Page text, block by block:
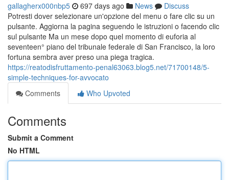
gallagherx000nbp5 697 days ago News
Discuss
Potresti dover selezionare un'opzione del menu o fare clic su un
pulsante. Aggiorna la pagina seguendo le istruzioni o facendo clic
sul pulsante Ma un mese dopo quel momento di euforia al
seventeen° piano del tribunale federale di San Francisco, la loro
fortuna sembra aver preso una piega tragica.
https://reatodisfruttamento-penal63063.blog5.net/71700148/5-
simple-techniques-for-avvocato
Comments
Who Upvoted
Comments
Submit a Comment
No HTML